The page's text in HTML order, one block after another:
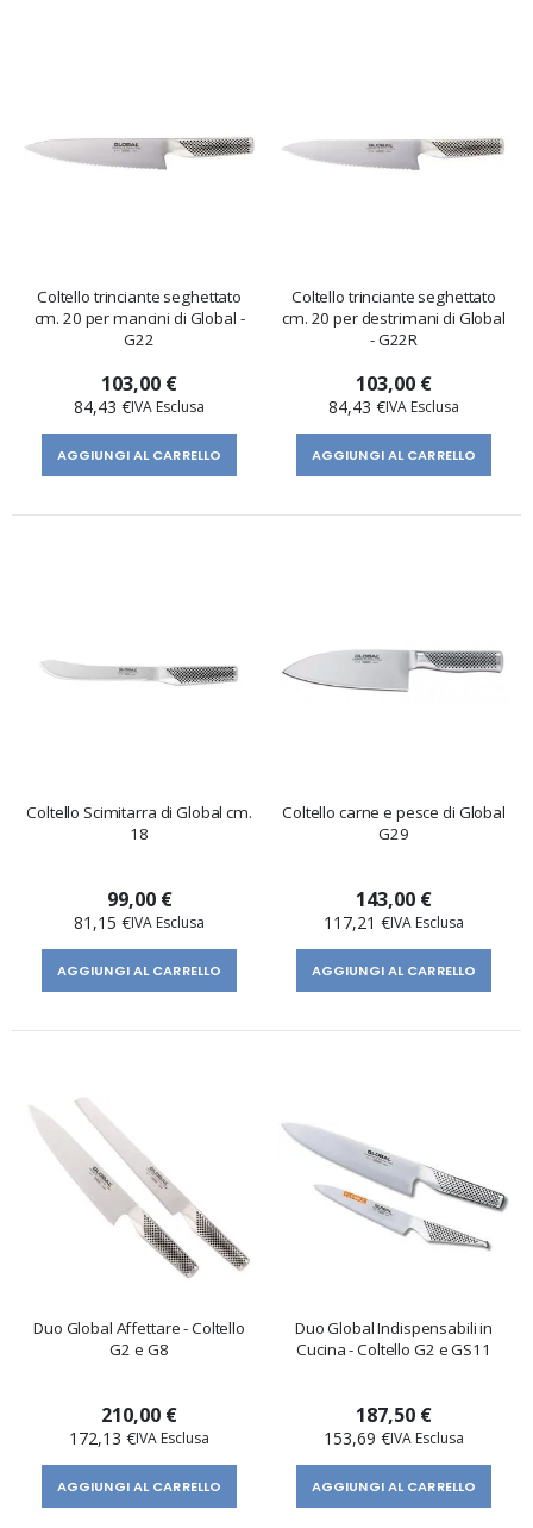
Coltello trinciante seghettato
cm. 20 per mancini di Global -
G22
103,00 €
84,43 €
AGGIUNGI AL CARRELLO
Coltello trinciante seghettato
cm. 20 per destrimani di Global
- G22R
103,00 €
84,43 €
AGGIUNGI AL CARRELLO
Coltello Scimitarra di Global cm.
18
99,00 €
81,15 €
AGGIUNGI AL CARRELLO
Coltello carne e pesce di Global
G29
143,00 €
117,21 €
AGGIUNGI AL CARRELLO
Duo Global Affettare - Coltello
G2 e G8
210,00 €
172,13 €
AGGIUNGI AL CARRELLO
Duo Global Indispensabili in
Cucina - Coltello G2 e GS11
187,50 €
153,69 €
AGGIUNGI AL CARRELLO